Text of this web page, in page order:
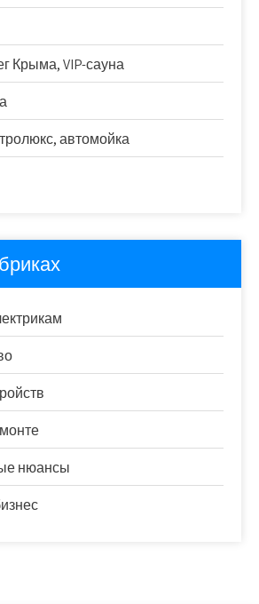
Крыма, VIP-сауна
автомойка
нюансы